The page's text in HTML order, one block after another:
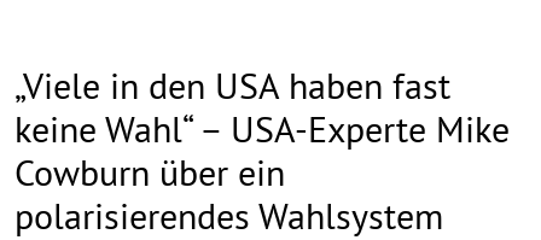
„Viele in den USA haben fast
keine Wahl“ – USA-Experte Mike
Cowburn über ein
polarisierendes Wahlsystem